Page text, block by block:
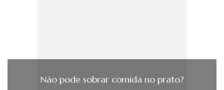
Não pode sobrar comida no prato?